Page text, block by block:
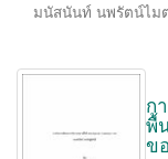
มนัสนันท์ นพรัตน์ไม
ก
พื้
ข